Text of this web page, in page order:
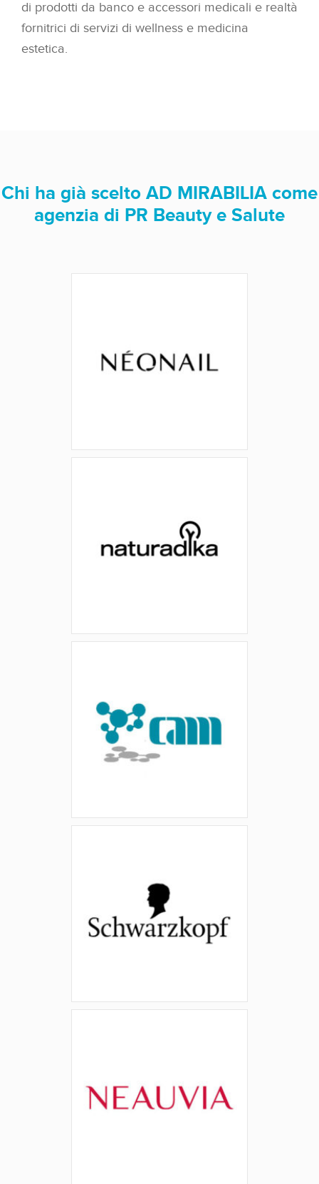
di prodotti da banco e accessori medicali e realtà
fornitrici di servizi di wellness e medicina
estetica.
Chi ha già scelto AD MIRABILIA come
agenzia di PR Beauty e Salute